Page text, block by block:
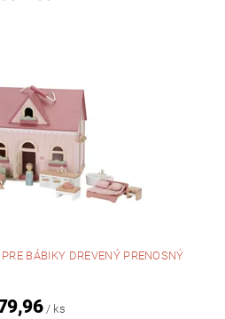
BÁBIKY DREVENÝ PRENOSNÝ
/ ks